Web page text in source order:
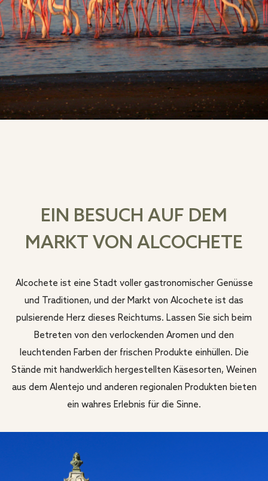
EIN BESUCH AUF DEM
MARKT VON ALCOCHETE
Alcochete ist eine Stadt voller gastronomischer Genüsse
und Traditionen, und der Markt von Alcochete ist das
pulsierende Herz dieses Reichtums. Lassen Sie sich beim
Betreten von den verlockenden Aromen und den
leuchtenden Farben der frischen Produkte einhüllen. Die
Stände mit handwerklich hergestellten Käsesorten, Weinen
aus dem Alentejo und anderen regionalen Produkten bieten
ein wahres Erlebnis für die Sinne.